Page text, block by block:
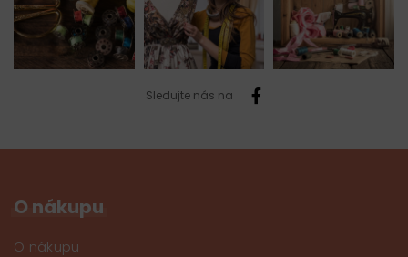
Sledujte nás na
O nákupu
O nákupu